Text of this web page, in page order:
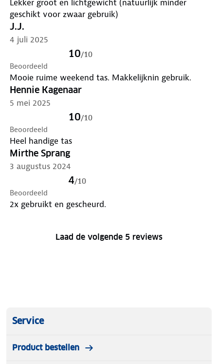
Lekker groot en lichtgewicht (natuurlijk minder
geschikt voor zwaar gebruik)
J.J.
4 juli 2025
10/10
Beoordeeld
Mooie ruime weekend tas. Makkelijknin gebruik.
Hennie Kagenaar
5 mei 2025
10/10
Beoordeeld
Heel handige tas
Mirthe Sprang
3 augustus 2024
4/10
Beoordeeld
2x gebruikt en gescheurd.
Laad de volgende 5 reviews
Service
Product bestellen